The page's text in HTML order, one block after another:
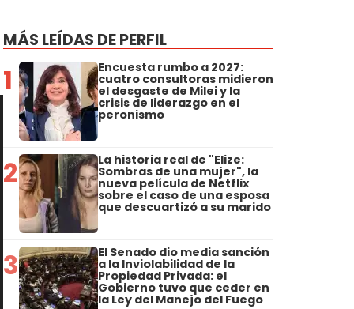
MÁS LEÍDAS DE PERFIL
1 Encuesta rumbo a 2027:
cuatro consultoras midieron
el desgaste de Milei y la
crisis de liderazgo en el
peronismo
2 La historia real de "Elize:
Sombras de una mujer", la
nueva película de Netflix
sobre el caso de una esposa
que descuartizó a su marido
3 El Senado dio media sanción
a la Inviolabilidad de la
Propiedad Privada: el
Gobierno tuvo que ceder en
la Ley del Manejo del Fuego